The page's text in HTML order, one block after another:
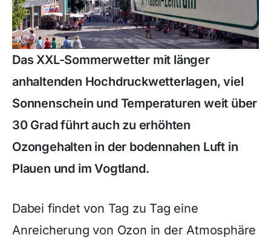
Das XXL-Sommerwetter mit länger
anhaltenden Hochdruckwetterlagen, viel
Sonnenschein und Temperaturen weit über
30 Grad führt auch zu erhöhten
Ozongehalten in der bodennahen Luft in
Plauen und im Vogtland.
Dabei findet von Tag zu Tag eine
Anreicherung von Ozon in der Atmosphäre